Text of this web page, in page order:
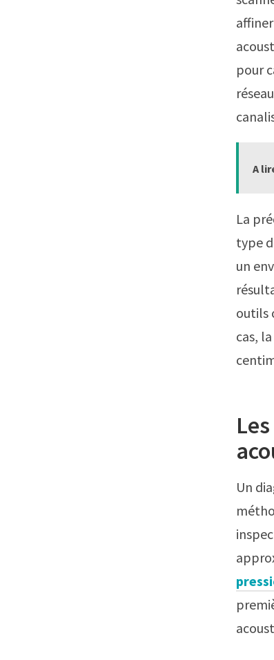
pour
A
La
type
un
outils
cas,
Un